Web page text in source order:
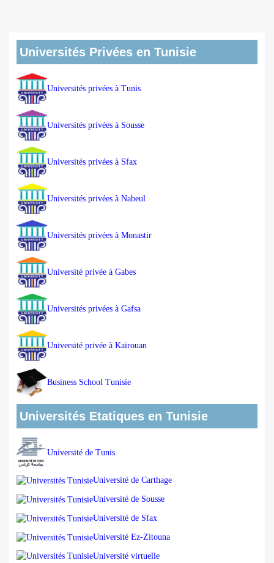
Universités Privées en Tunisie
Universités privées à Tunis
Universités privées à Sousse
Universités privées à Sfax
Universités privées à Nabeul
Universités privées à Monastir
Université privée à Gabes
Universités privées à Gafsa
Université privée à Kairouan
Business School Tunisie
Universités Etatiques en Tunisie
Université de Tunis
Université de Carthage
Université de Sousse
Université de Sfax
Université Ez-Zitouna
Université virtuelle